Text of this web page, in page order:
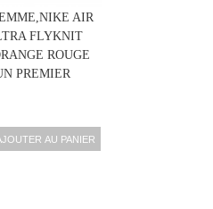
AIR
FLYKNIT
ROUGE
PREMIER
AU PANIER